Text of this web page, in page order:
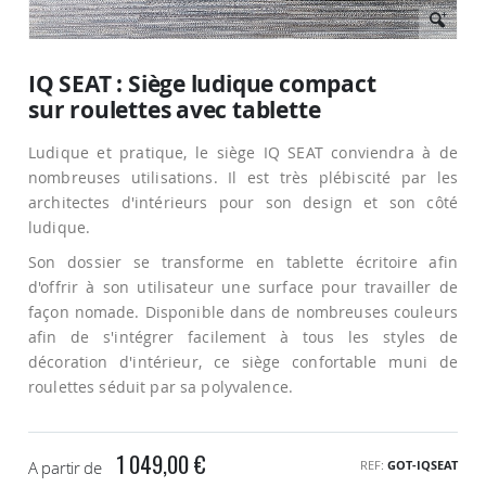
début
de
Galerie
d’images
IQ SEAT : Siège ludique compact
sur roulettes avec tablette
Ludique et pratique, le siège IQ SEAT conviendra à de
nombreuses utilisations. Il est très plébiscité par les
architectes d'intérieurs pour son design et son côté
ludique.
Son dossier se transforme en tablette écritoire afin
d'offrir à son utilisateur une surface pour travailler de
façon nomade. Disponible dans de nombreuses couleurs
afin de s'intégrer facilement à tous les styles de
décoration d'intérieur, ce siège confortable muni de
roulettes séduit par sa polyvalence.
A partir de 1 049,00 € REF GOT-IQSEAT